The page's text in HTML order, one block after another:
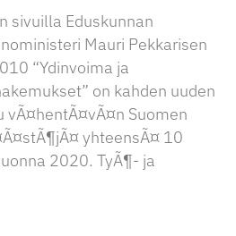
sivuilla Eduskunnan
Mauri Pekkarisen
“Ydinvoima ja
on kahden uuden
Suomen
yhteensÃ¤ 10
2020. TyÃ¶- ja